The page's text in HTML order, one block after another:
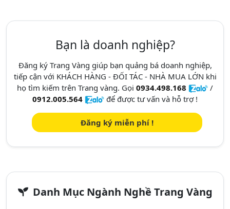
Bạn là doanh nghiệp?
Đăng ký Trang Vàng giúp bạn quảng bá doanh nghiệp,
tiếp cận với KHÁCH HÀNG - ĐỐI TÁC - NHÀ MUA LỚN khi
họ tìm kiếm trên Trang vàng. Gọi 0934.498.168
/
0912.005.564
để được tư vấn và hỗ trợ !
Đăng ký miễn phí !
Danh Mục Ngành Nghề Trang Vàng